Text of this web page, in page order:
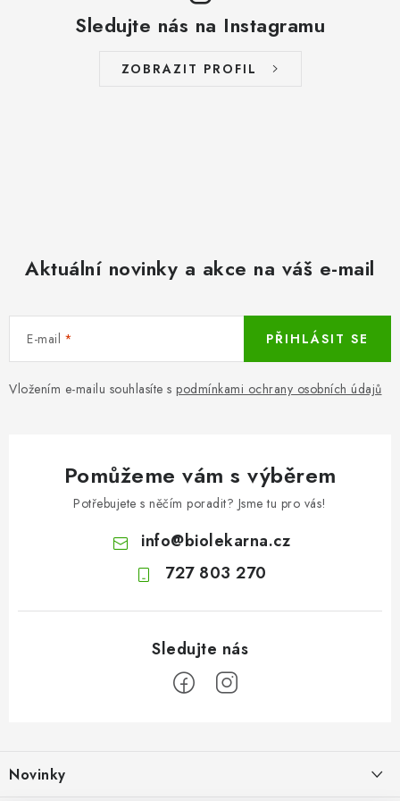
Sledujte nás na Instagramu
ZOBRAZIT PROFIL
Aktuální novinky a akce na váš e-mail
E-mail
Vložením e-mailu souhlasíte s podmínkami ochrany osobních údajů
PŘIHLÁSIT SE
Pomůžeme vám s výběrem
Potřebujete s něčím poradit? Jsme tu pro vás!
info@biolekarna.cz
727 803 270
pNovinky